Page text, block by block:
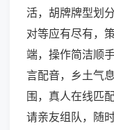
活，胡牌牌型划
对等应有尽有，
端，操作简洁顺
言配音，乡土气
围，真人在线匹
请亲友组队，随